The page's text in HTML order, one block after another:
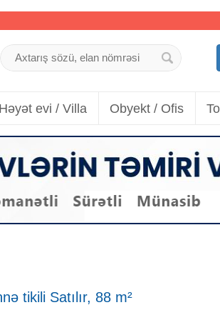
Həyət evi / Villa Obyekt / Ofis
tikili Satılır, 88 m²